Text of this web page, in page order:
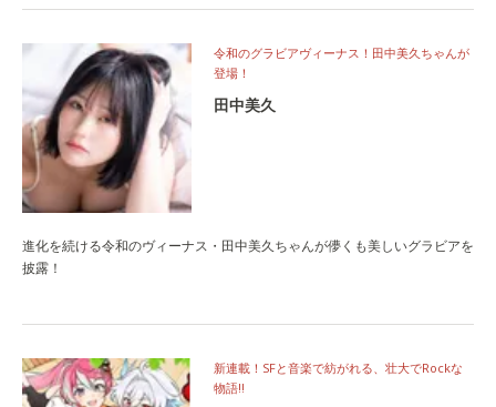
令和のグラビアヴィーナス！田中美久ちゃんが
登場！
田中美久
進化を続ける令和のヴィーナス・田中美久ちゃんが儚くも美しいグラビアを
披露！
新連載！SFと音楽で紡がれる、壮大でRockな
物語!!